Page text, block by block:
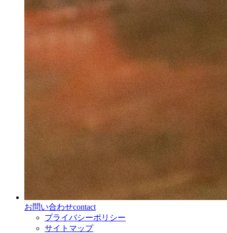
お問い合わせcontact
プライバシーポリシー
サイトマップ